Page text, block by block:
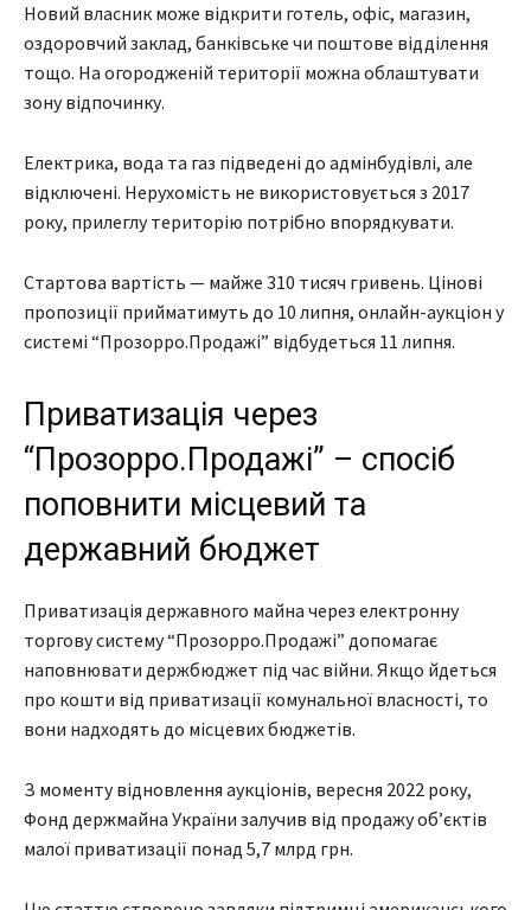
Новий власник може відкрити готель, офіс, магазин,
оздоровчий заклад, банківське чи поштове відділення
тощо. На огородженій території можна облаштувати
зону відпочинку.
Електрика, вода та газ підведені до адмінбудівлі, але
відключені. Нерухомість не використовується з 2017
року, прилеглу територію потрібно впорядкувати.
Стартова вартість — майже 310 тисяч гривень. Цінові
пропозиції прийматимуть до 10 липня, онлайн-аукціон у
системі “Прозорро.Продажі” відбудеться 11 липня.
Приватизація через
“Прозорро.Продажі” – спосіб
поповнити місцевий та
державний бюджет
Приватизація державного майна через електронну
торгову систему “Прозорро.Продажі” допомагає
наповнювати держбюджет під час війни. Якщо йдеться
про кошти від приватизації комунальної власності, то
вони надходять до місцевих бюджетів.
З моменту відновлення аукціонів, вересня 2022 року,
Фонд держмайна України залучив від продажу об’єктів
малої приватизації понад 5,7 млрд грн.